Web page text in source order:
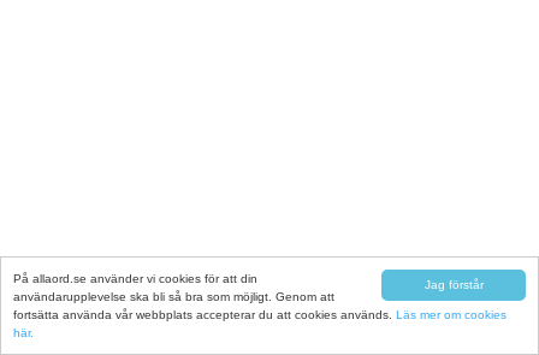
Jag förstår
På allaord.se använder vi cookies för att din
användarupplevelse ska bli så bra som möjligt. Genom att
fortsätta använda vår webbplats accepterar du att cookies används. Läs mer om cookies
här.